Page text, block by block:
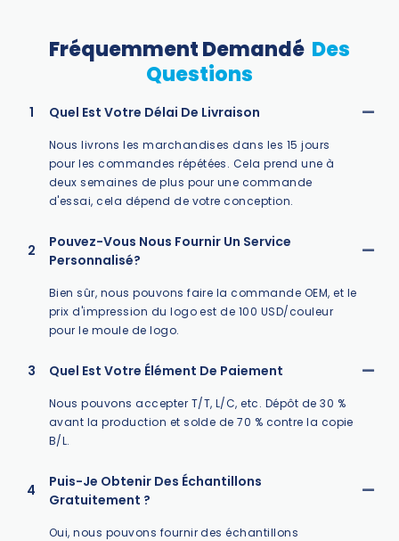
Fréquemment Demandé Des
Questions
1 Quel Est Votre Délai De Livraison
Nous livrons les marchandises dans les 15 jours
pour les commandes répétées. Cela prend une à
deux semaines de plus pour une commande
d'essai, cela dépend de votre conception.
2
Pouvez-Vous Nous Fournir Un Service
Personnalisé?
Bien sûr, nous pouvons faire la commande OEM, et le
prix d'impression du logo est de 100 USD/couleur
pour le moule de logo.
3 Quel Est Votre Élément De Paiement
Nous pouvons accepter T/T, L/C, etc. Dépôt de 30 %
avant la production et solde de 70 % contre la copie
B/L.
4
Puis-Je Obtenir Des Échantillons
Gratuitement ?
Oui, nous pouvons fournir des échantillons